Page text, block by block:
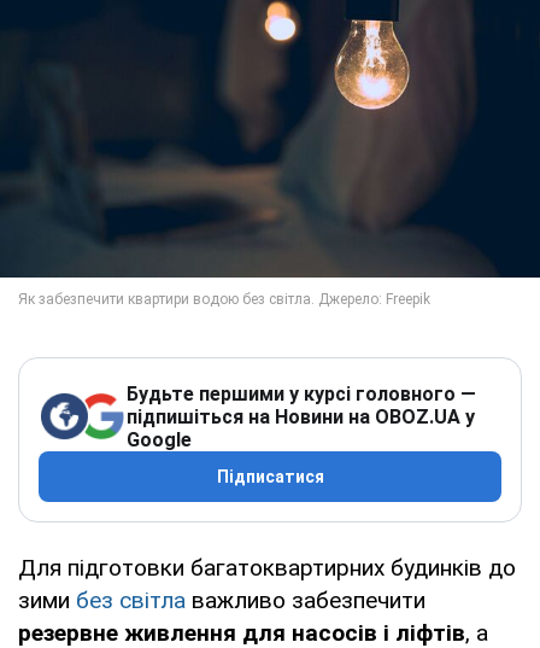
Будьте першими у курсі головного —
підпишіться на Новини на OBOZ.UA у
Google
Підписатися
Для підготовки багатоквартирних будинків до
зими без світла важливо забезпечити
резервне живлення для насосів і ліфтів, а